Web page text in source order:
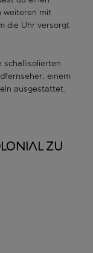
weiteren mit
die Uhr versorgt
schallisolierten
einem
ausgestattet.
zu